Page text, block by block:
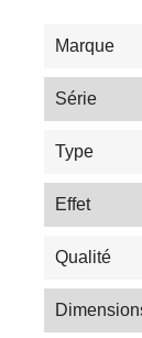
Marque
Série
Type
Effet
Qualité